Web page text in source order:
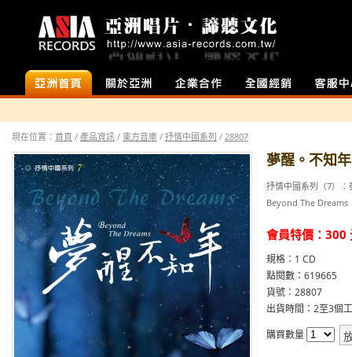
現在位置： 首頁 / 產品資訊 / 東方音樂 / 抒情中國系列 / 28807
夢醒。不知年
抒情中國系列（7）：
Beyond The Dreams
會員特價： 300
規格：1 CD
點閱數：619665
貨號：28807
出貨時間：2至3個
購買數量